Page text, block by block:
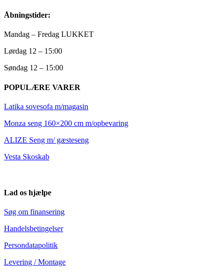
Åbningstider:
Mandag – Fredag LUKKET
Lørdag 12 – 15:00
Søndag 12 – 15:00
POPULÆRE VARER
Latika sovesofa m/magasin
Monza seng 160×200 cm m/opbevaring
ALIZE Seng m/ gæsteseng
Vesta Skoskab
Lad os hjælpe
Søg om finansering
Handelsbetingelser
Persondatapolitik
Levering / Montage